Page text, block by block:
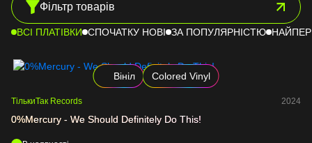
Вінілові платівки Blues
Вінілові платівки Country
Вінілові платівки World Music
Вінтажні вінілові платівки ТількиТак Records
Вінілові платівки Dance Mystery box
ВСІ ПЛАТІВКИ СПОЧАТКУ НОВІ ЗА ПОПУЛЯРНІСТЮ
Фільтр товарів
Вініл Colored Vinyl
ТількиТак Records 2024
0%Mercury - We Should Definitely Do This!